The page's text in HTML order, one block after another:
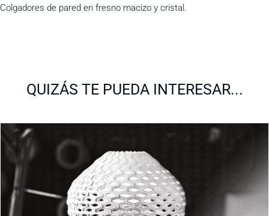
Colgadores de pared en fresno macizo y cristal.
QUIZÁS TE PUEDA INTERESAR...